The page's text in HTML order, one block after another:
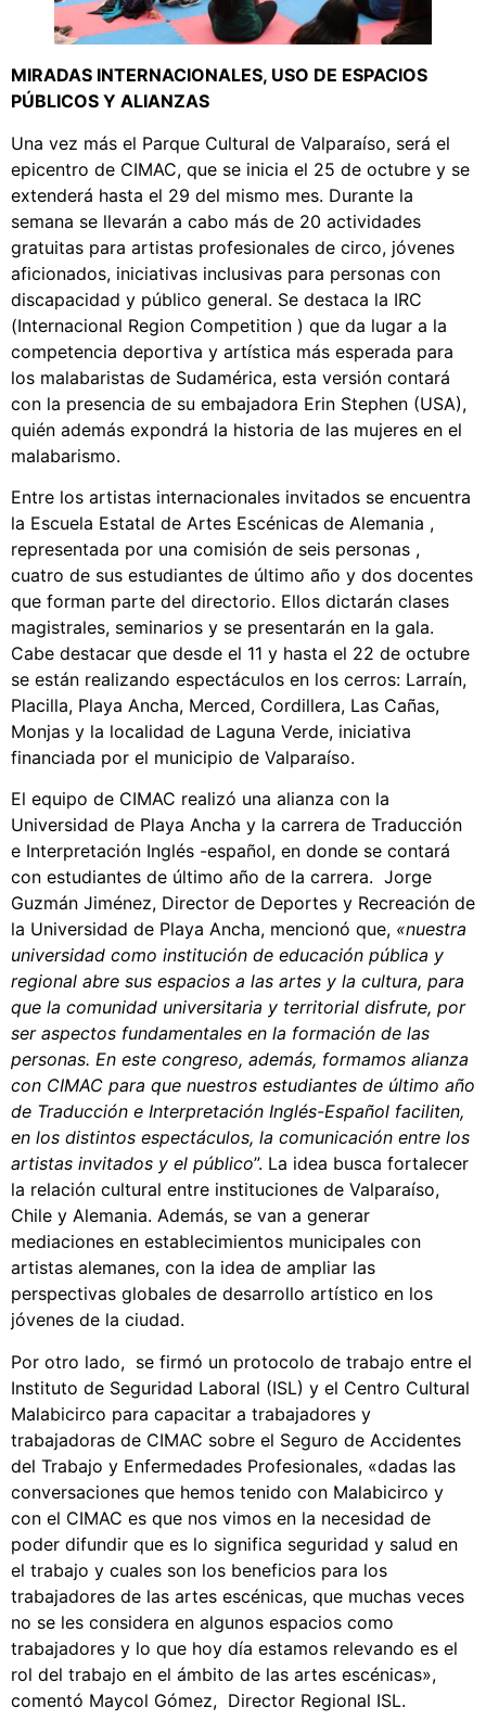
MIRADAS INTERNACIONALES, USO DE ESPACIOS
PÚBLICOS Y ALIANZAS
Una vez más el Parque Cultural de Valparaíso, será el
epicentro de CIMAC, que se inicia el 25 de octubre y se
extenderá hasta el 29 del mismo mes. Durante la
semana se llevarán a cabo más de 20 actividades
gratuitas para artistas profesionales de circo, jóvenes
aficionados, iniciativas inclusivas para personas con
discapacidad y público general. Se destaca la IRC
(Internacional Region Competition ) que da lugar a la
competencia deportiva y artística más esperada para
los malabaristas de Sudamérica, esta versión contará
con la presencia de su embajadora Erin Stephen (USA),
quién además expondrá la historia de las mujeres en el
malabarismo.
Entre los artistas internacionales invitados se encuentra
la Escuela Estatal de Artes Escénicas de Alemania ,
representada por una comisión de seis personas ,
cuatro de sus estudiantes de último año y dos docentes
que forman parte del directorio. Ellos dictarán clases
magistrales, seminarios y se presentarán en la gala.
Cabe destacar que desde el 11 y hasta el 22 de octubre
se están realizando espectáculos en los cerros: Larraín,
Placilla, Playa Ancha, Merced, Cordillera, Las Cañas,
Monjas y la localidad de Laguna Verde, iniciativa
financiada por el municipio de Valparaíso.
El equipo de CIMAC realizó una alianza con la
Universidad de Playa Ancha y la carrera de Traducción
e Interpretación Inglés -español, en donde se contará
con estudiantes de último año de la carrera. Jorge
Guzmán Jiménez, Director de Deportes y Recreación de
la Universidad de Playa Ancha, mencionó que, «nuestra
universidad como institución de educación pública y
regional abre sus espacios a las artes y la cultura, para
que la comunidad universitaria y territorial disfrute, por
ser aspectos fundamentales en la formación de las
personas. En este congreso, además, formamos alianza
con CIMAC para que nuestros estudiantes de último año
de Traducción e Interpretación Inglés-Español faciliten,
en los distintos espectáculos, la comunicación entre los
artistas invitados y el público”. La idea busca fortalecer
la relación cultural entre instituciones de Valparaíso,
Chile y Alemania. Además, se van a generar
mediaciones en establecimientos municipales con
artistas alemanes, con la idea de ampliar las
perspectivas globales de desarrollo artístico en los
jóvenes de la ciudad.
Por otro lado, se firmó un protocolo de trabajo entre el
Instituto de Seguridad Laboral (ISL) y el Centro Cultural
Malabicirco para capacitar a trabajadores y
trabajadoras de CIMAC sobre el Seguro de Accidentes
del Trabajo y Enfermedades Profesionales, «dadas las
conversaciones que hemos tenido con Malabicirco y
con el CIMAC es que nos vimos en la necesidad de
poder difundir que es lo significa seguridad y salud en
el trabajo y cuales son los beneficios para los
trabajadores de las artes escénicas, que muchas veces
no se les considera en algunos espacios como
trabajadores y lo que hoy día estamos relevando es el
rol del trabajo en el ámbito de las artes escénicas»,
comentó Maycol Gómez, Director Regional ISL.